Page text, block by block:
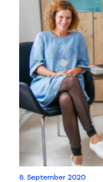
8. September 2020